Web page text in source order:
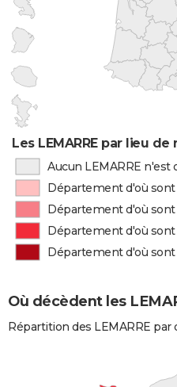
Les LEMARRE par lieu de
Aucun LEMARRE
Département d'où
Département d'où sont
Département d'où
Département d'où
Où décèdent les
Répartition des LEMARRE